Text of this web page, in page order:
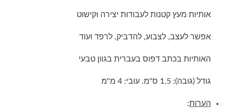
אותיות מעץ קטנות לעבודות יצירה וקישוט
אפשר לעצב, לצבוע, להדביק, לרפד ועוד
האותיות בכתב דפוס בעברית בגוון טבעי
גודל (גובה): 1.5 ס"מ. עובי: 4 מ"מ
הערות: